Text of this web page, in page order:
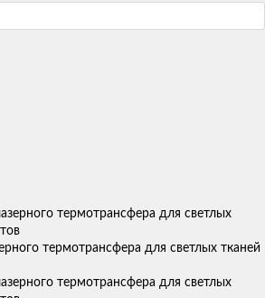
термотрансфера для светлых тканей